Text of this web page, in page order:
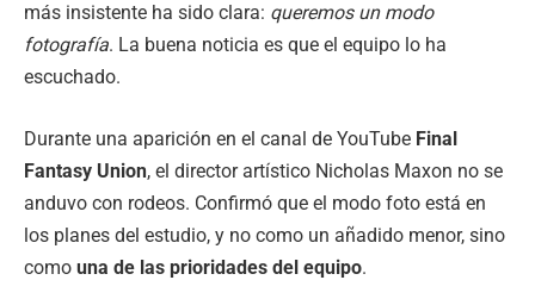
más insistente ha sido clara: queremos un modo
fotografía. La buena noticia es que el equipo lo ha
escuchado.
Durante una aparición en el canal de YouTube Final
Fantasy Union, el director artístico Nicholas Maxon no se
anduvo con rodeos. Confirmó que el modo foto está en
los planes del estudio, y no como un añadido menor, sino
como una de las prioridades del equipo.